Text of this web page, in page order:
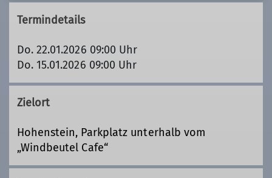
Termindetails
Do. 22.01.2026 09:00 Uhr
Do. 15.01.2026 09:00 Uhr
Zielort
Hohenstein, Parkplatz unterhalb vom
„Windbeutel Cafe“